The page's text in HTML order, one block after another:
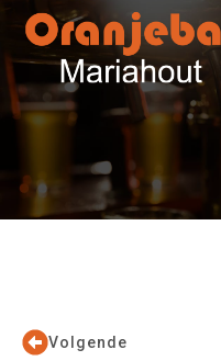
Volgende